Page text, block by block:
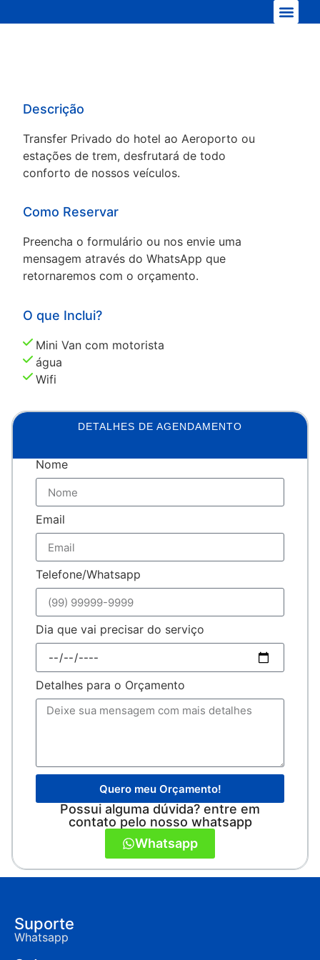
Descrição
Transfer Privado do hotel ao Aeroporto ou
estações de trem, desfrutará de todo
conforto de nossos veículos.
Como Reservar
Preencha o formulário ou nos envie uma
mensagem através do WhatsApp que
retornaremos com o orçamento.
O que Inclui?
Mini Van com motorista
água
Wifi
DETALHES DE AGENDAMENTO
Nome
Email
Telefone/Whatsapp
Dia que vai precisar do serviço
Detalhes para o Orçamento
Quero meu Orçamento!
Possui alguma dúvida? entre em
contato pelo nosso whatsapp
Whatsapp
Suporte
Whatsapp